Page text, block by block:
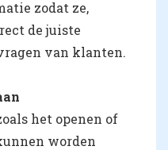
zodat ze,
de juiste
van klanten.
het openen of
worden